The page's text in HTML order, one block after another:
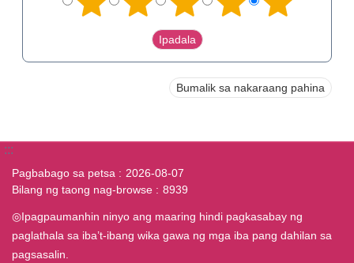
Bumalik sa nakaraang pahina
:::
Pagbabago sa petsa
2026-08-07
Bilang ng taong nag-browse
8939
◎Ipagpaumanhin ninyo ang maaring hindi pagkasabay ng
paglathala sa iba’t-ibang wika gawa ng mga iba pang dahilan sa
pagsasalin.